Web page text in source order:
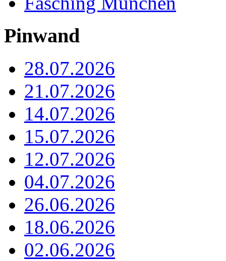
Pinwand
28.07.2026
21.07.2026
14.07.2026
15.07.2026
12.07.2026
04.07.2026
26.06.2026
18.06.2026
02.06.2026